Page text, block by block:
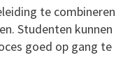
te combineren
Studenten kunnen
goed op gang te